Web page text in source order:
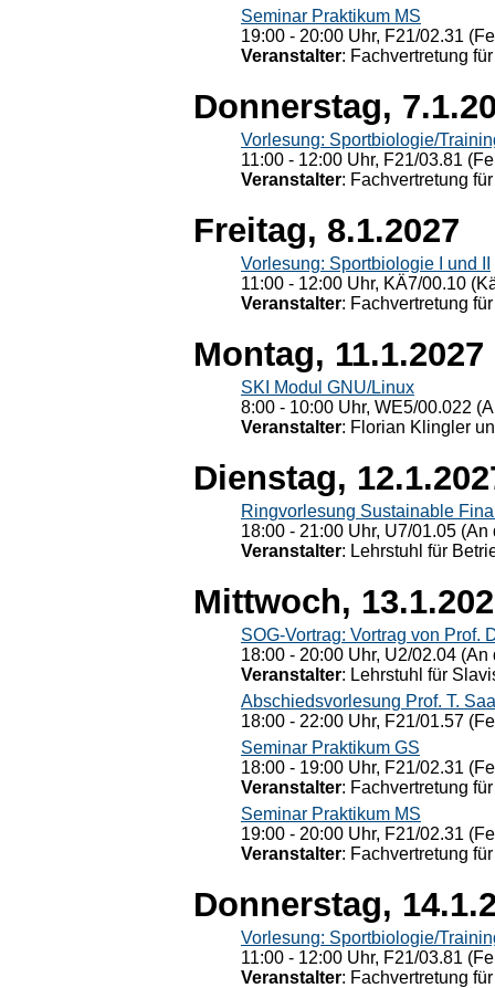
Seminar Praktikum MS
19:00 - 20:00 Uhr, F21/02.31
Veranstalter: Fachvertretung
Donnerstag,
Vorlesung: Sportbiologie/
11:00 - 12:00 Uhr, F21/03.81
Veranstalter: Fachvertretung
Freitag, 8.1.2027
Vorlesung: Sportbiologie I und II
11:00 - 12:00 Uhr, KÄ7/00.10
Veranstalter: Fachvertretung
Montag, 11.1.2027
SKI Modul GNU/Linux
8:00 - 10:00 Uhr, WE5/00.022
Veranstalter: Florian Klingler
Dienstag,
Ringvorlesung Sustainable
18:00 - 21:00 Uhr, U7/01.05
Veranstalter: Lehrstuhl für
Mittwoch,
SOG-Vortrag: Vortrag von Prof.
18:00 - 20:00 Uhr, U2/02.04
Veranstalter: Lehrstuhl für
Abschiedsvorlesung Prof. T.
18:00 - 22:00 Uhr, F21/01.57
Seminar Praktikum GS
18:00 - 19:00 Uhr, F21/02.31
Veranstalter: Fachvertretung
Seminar Praktikum MS
19:00 - 20:00 Uhr, F21/02.31
Veranstalter: Fachvertretung
Donnerstag,
Vorlesung: Sportbiologie/
11:00 - 12:00 Uhr, F21/03.81
Veranstalter: Fachvertretung